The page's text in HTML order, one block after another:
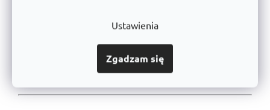
Ustawienia
Zgadzam się
10 lat